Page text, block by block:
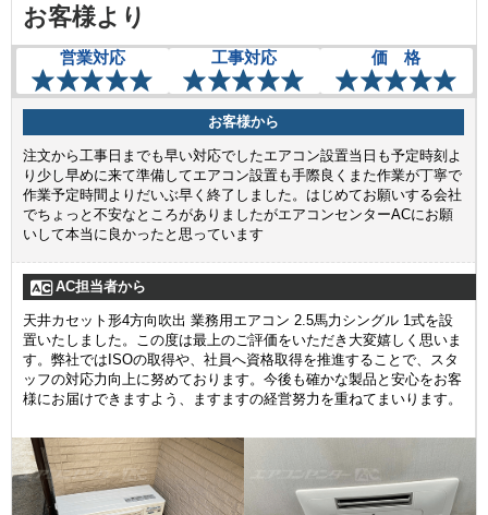
お客様より
営業対応 工事対応 価 格
お客様から
注文から工事日までも早い対応でしたエアコン設置当日も予定時刻よ
り少し早めに来て準備してエアコン設置も手際良くまた作業が丁寧で
作業予定時間よりだいぶ早く終了しました。はじめてお願いする会社
でちょっと不安なところがありましたがエアコンセンターACにお願
いして本当に良かったと思っています
AC担当者から
天井カセット形4方向吹出 業務用エアコン 2.5馬力シングル 1式を設
置いたしました。この度は最上のご評価をいただき大変嬉しく思いま
す。弊社ではISOの取得や、社員へ資格取得を推進することで、スタ
ッフの対応力向上に努めております。今後も確かな製品と安心をお客
様にお届けできますよう、ますますの経営努力を重ねてまいります。